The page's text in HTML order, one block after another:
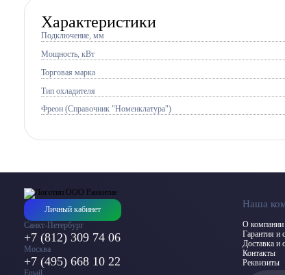
Характеристики
Подключение, мм
Мощность, кВт
Торговая марка
Тип охладителя
Фреон (Справочник "Номенклатура")
Личный кабинет
Санкт-Петербург
+7 (812) 309 74 06
Москва
+7 (495) 668 10 22
Наша
О компании
Гарантия и
Доставка и
Контакты
Реквизиты